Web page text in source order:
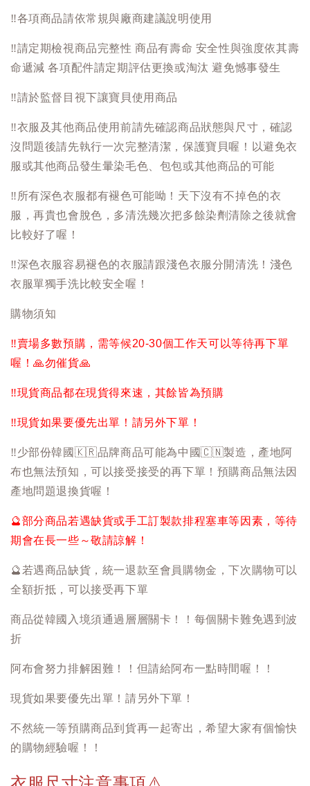
‼️各項商品請依常規與廠商建議說明使用
‼️請定期檢視商品完整性 商品有壽命 安全性與強度依其壽
命遞減 各項配件請定期評估更換或淘汰 避免憾事發生
‼️請於監督目視下讓寶貝使用商品
‼️衣服及其他商品使用前請先確認商品狀態與尺寸，確認
沒問題後請先執行一次完整清潔，保護寶貝喔！以避免衣
服或其他商品發生暈染毛色、包包或其他商品的可能
‼️所有深色衣服都有褪色可能呦！天下沒有不掉色的衣
服，再貴也會脫色，多清洗幾次把多餘染劑清除之後就會
比較好了喔！
‼️深色衣服容易褪色的衣服請跟淺色衣服分開清洗！淺色
衣服單獨手洗比較安全喔！
購物須知
‼️賣場多數預購，需等候20-30個工作天可以等待再下單
喔！🙏勿催貨🙏
‼️現貨商品都在現貨得來速，其餘皆為預購
‼️現貨如果要優先出單！請另外下單！
‼️少部份韓國 🇰🇷品牌商品可能為中國🇨🇳製造，產地阿
布也無法預知，可以接受接受的再下單！預購商品無法因
產地問題退換貨喔！
🔮部分商品若遇缺貨或手工訂製款排程塞車等因素，等待
期會在長一些～敬請諒解！
🔮若遇商品缺貨，統一退款至會員購物金，下次購物可以
全額折抵，可以接受再下單
商品從韓國入境須通過層層關卡！！每個關卡難免遇到波
折
阿布會努力排解困難！！但請給阿布一點時間喔！！
現貨如果要優先出單！請另外下單！
不然統一等預購商品到貨再一起寄出，希望大家有個愉快
的購物經驗喔！！